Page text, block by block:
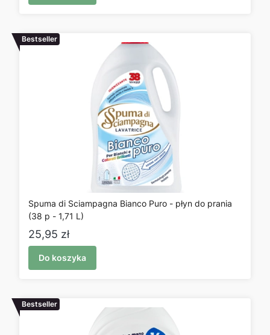
Bestseller
Spuma di Sciampagna Bianco Puro - płyn do prania
(38 p - 1,71 L)
Cena
25,95 zł
Do koszyka
Bestseller